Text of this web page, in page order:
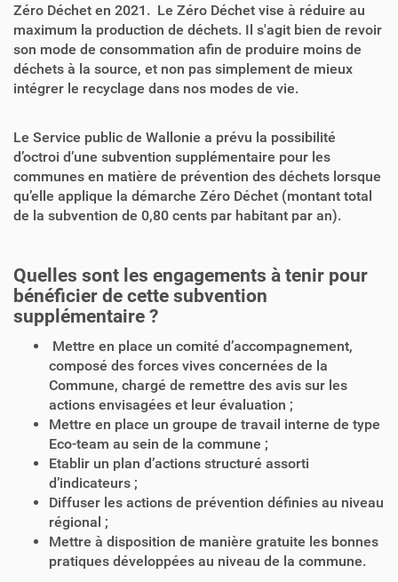
Zéro Déchet en 2021. Le Zéro Déchet vise à réduire au
maximum la production de déchets. Il s'agit bien de revoir
son mode de consommation afin de produire moins de
déchets à la source, et non pas simplement de mieux
intégrer le recyclage dans nos modes de vie.
Le Service public de Wallonie a prévu la possibilité
d’octroi d’une subvention supplémentaire pour les
communes en matière de prévention des déchets lorsque
qu’elle applique la démarche Zéro Déchet (montant total
de la subvention de 0,80 cents par habitant par an).
Quelles sont les engagements à tenir pour
bénéficier de cette subvention
supplémentaire ?
Mettre en place un comité d’accompagnement,
composé des forces vives concernées de la
Commune, chargé de remettre des avis sur les
actions envisagées et leur évaluation ;
Mettre en place un groupe de travail interne de type
Eco-team au sein de la commune ;
Etablir un plan d’actions structuré assorti
d’indicateurs ;
Diffuser les actions de prévention définies au niveau
régional ;
Mettre à disposition de manière gratuite les bonnes
pratiques développées au niveau de la commune.